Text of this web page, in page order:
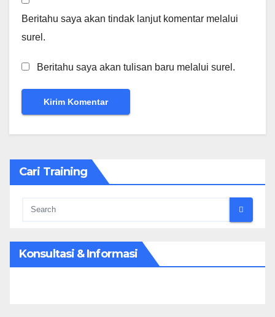
Beritahu saya akan tindak lanjut komentar melalui
surel.
Beritahu saya akan tulisan baru melalui surel.
Cari Training
Konsultasi & Informasi